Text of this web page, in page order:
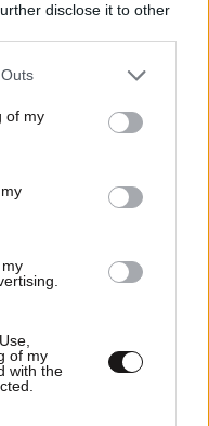
disclose it to other
one or more Google
You may click to
its third-party tags to
in below Google
of my
of my
with the